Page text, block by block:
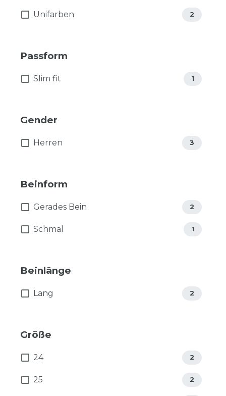
Unifarben 2
Passform
Slim fit 1
Gender
Herren 3
Beinform
Gerades Bein 2
Schmal 1
Beinlänge
Lang 2
Größe
24 2
25 2